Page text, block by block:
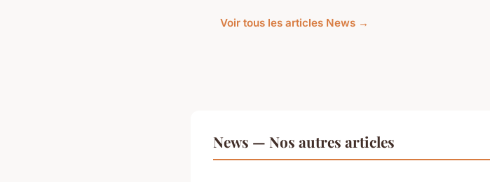
Voir tous les articles News →
News — Nos autres articles